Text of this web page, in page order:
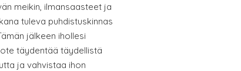
meikin, ilmansaasteet ja
tuleva puhdistuskinnas
jälkeen ihollesi
täydentää täydellistä
ja vahvistaa ihon